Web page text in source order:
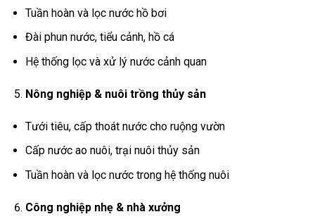
Tuần hoàn và lọc nước hồ bơi
Đài phun nước, tiểu cảnh, hồ cá
Hệ thống lọc và xử lý nước cảnh quan
Nông nghiệp & nuôi trồng thủy sản
Tưới tiêu, cấp thoát nước cho ruộng vườn
Cấp nước ao nuôi, trại nuôi thủy sản
Tuần hoàn và lọc nước trong hệ thống nuôi
Công nghiệp nhẹ & nhà xưởng